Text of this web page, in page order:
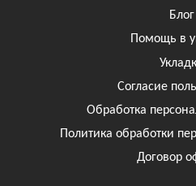
Блог
Помощь в
Согласие
Обработка
Политика обработки
Договор